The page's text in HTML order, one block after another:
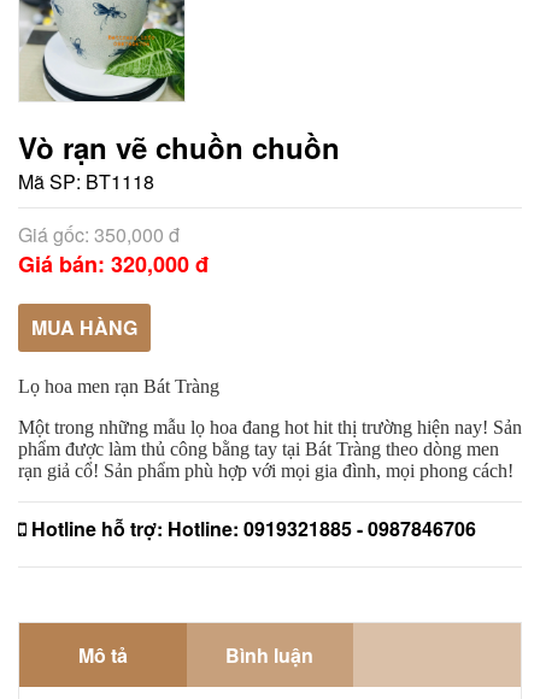
Vò rạn vẽ chuồn chuồn
Mã SP: BT1118
Giá gốc: 350,000 đ
Giá bán: 320,000 đ
MUA HÀNG
Lọ hoa men rạn Bát Tràng
Một trong những mẫu lọ hoa đang hot hit thị trường hiện nay! Sản
phẩm được làm thủ công bằng tay tại Bát Tràng theo dòng men
rạn giả cổ! Sản phẩm phù hợp với mọi gia đình, mọi phong cách!
Hotline hỗ trợ: Hotline: 0919321885 - 0987846706
Mô tả Bình luận